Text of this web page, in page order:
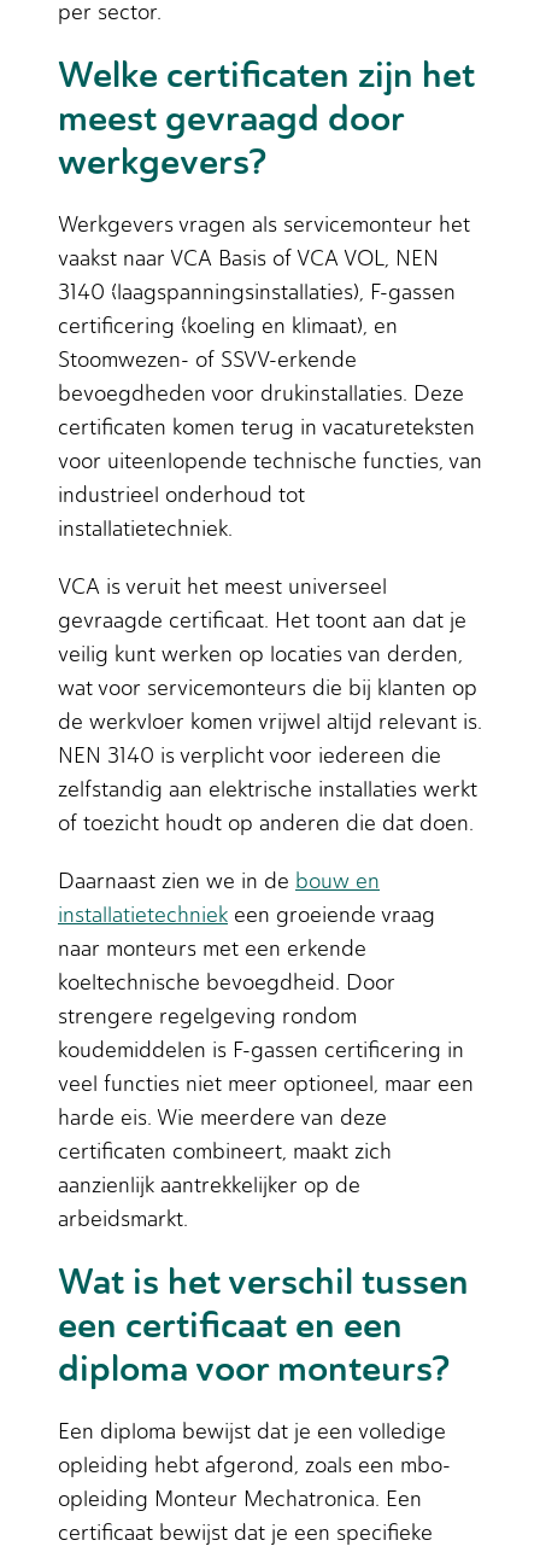
per sector.
Welke certificaten zijn het
meest gevraagd door
werkgevers?
Werkgevers vragen als servicemonteur het
vaakst naar VCA Basis of VCA VOL, NEN
3140 (laagspanningsinstallaties), F-gassen
certificering (koeling en klimaat), en
Stoomwezen- of SSVV-erkende
bevoegdheden voor drukinstallaties. Deze
certificaten komen terug in vacatureteksten
voor uiteenlopende technische functies, van
industrieel onderhoud tot
installatietechniek.
VCA is veruit het meest universeel
gevraagde certificaat. Het toont aan dat je
veilig kunt werken op locaties van derden,
wat voor servicemonteurs die bij klanten op
de werkvloer komen vrijwel altijd relevant is.
NEN 3140 is verplicht voor iedereen die
zelfstandig aan elektrische installaties werkt
of toezicht houdt op anderen die dat doen.
Daarnaast zien we in de bouw en
installatietechniek een groeiende vraag
naar monteurs met een erkende
koeltechnische bevoegdheid. Door
strengere regelgeving rondom
koudemiddelen is F-gassen certificering in
veel functies niet meer optioneel, maar een
harde eis. Wie meerdere van deze
certificaten combineert, maakt zich
aanzienlijk aantrekkelijker op de
arbeidsmarkt.
Wat is het verschil tussen
een certificaat en een
diploma voor monteurs?
Een diploma bewijst dat je een volledige
opleiding hebt afgerond, zoals een mbo-
opleiding Monteur Mechatronica. Een
certificaat bewijst dat je een specifieke